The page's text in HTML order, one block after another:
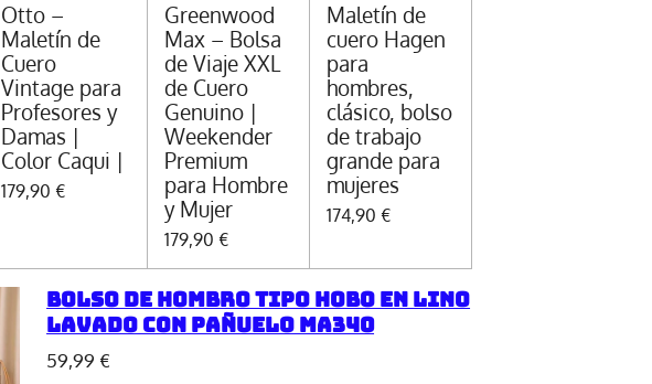
Otto –
Maletín de
Cuero
Vintage para
Profesores y
Damas |
Color Caqui |
179,90 €
Greenwood
Max – Bolsa
de Viaje XXL
de Cuero
Genuino |
Weekender
Premium
para Hombre
y Mujer
179,90 €
Maletín de
cuero Hagen
para
hombres,
clásico, bolso
de trabajo
grande para
mujeres
174,90 €
Bolso de Hombro Tipo Hobo en Lino
Lavado con Pañuelo MA340
59,99 €